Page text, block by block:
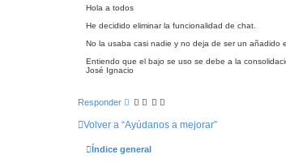
rn
a
j
Hola a todos
He decidido eliminar la funcionalidad de chat.
No la usaba casi nadie y no deja de ser un añadido
Entiendo que el bajo se uso se debe a la
José Ignacio
Responder
Volver a “Ayúdanos a mejorar”
Índice general